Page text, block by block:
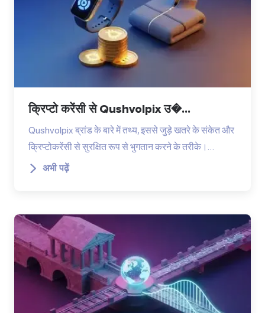
क्रिप्टो करेंसी से Qushvolpix उ�...
Qushvolpix ब्रांड के बारे में तथ्य, इससे जुड़े खतरे के संकेत और
क्रिप्टोकरेंसी से सुरक्षित रूप से भुगतान करने के तरीके।…
अभी पढ़ें